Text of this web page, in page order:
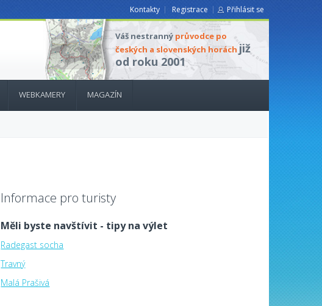
Kontakty Registrace Přihlásit se
Váš nestranný průvodce po
českých a slovenských horách již
od roku 2001
WEBKAMERY MAGAZÍN
Informace pro turisty
Měli byste navštívit - tipy na výlet
Radegast socha
Travný
Malá Prašivá